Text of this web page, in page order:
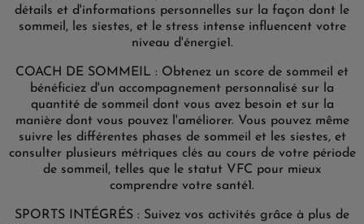
détails et d'informations personnelles sur la façon dont le
sommeil, les siestes, et le stress intense influencent votre
niveau d'énergie1.
COACH DE SOMMEIL : Obtenez un score de sommeil et
bénéficiez d'un accompagnement personnalisé sur la
quantité de sommeil dont vous avez besoin et sur la
manière dont vous pouvez l'améliorer. Vous pouvez même
suivre les différentes phases de sommeil et les siestes, et
consulter plusieurs métriques clés au cours de votre période
de sommeil, telles que le statut VFC pour mieux
comprendre votre santé1.
SPORTS INTÉGRÉS : Suivez vos activités grâce à plus de